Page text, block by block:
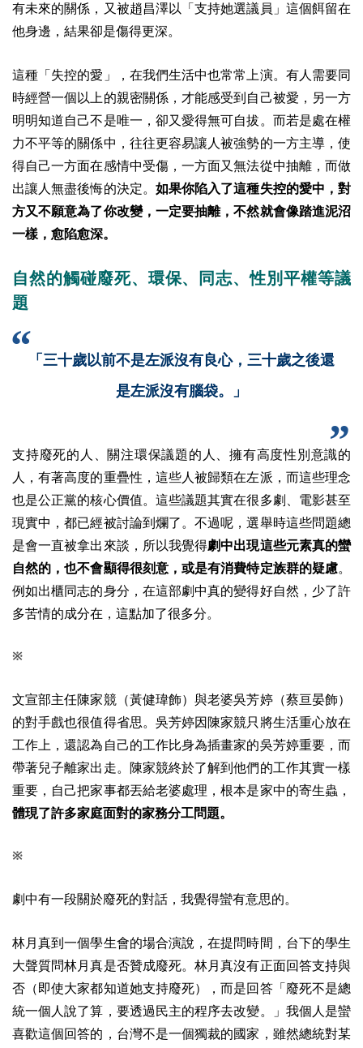
有未來的關係，又被趙昌澤以「支持她選議員」這個餌留在
他身邊，結果卻是傷得更深。
這種「失控的愛」，在我們生活中也常常上演。有人需要同
時經營一個以上的親密關係，才能感受到自己被愛，另一方
明明知道自己不是唯一，卻又愛得無可自拔。而若是處在權
力不平等的關係中，往往更容易讓人被強勢的一方主導，使
得自己一方面在感情中受傷，一方面又無法從中抽離，而做
出讓人無盡後悔的決定。 如果你陷入了這種失控的愛中，對
方又不願意為了你改變，一定要抽離，不然就會像踏進泥沼
一樣，愈陷愈深。
自然的觸碰廢死、環保、同志、性別平權等議
題
「三十歲以前不是左派沒有良心，三十歲之後還
是左派沒有腦袋。」
支持廢死的人、關注環保議題的人、擁有高度性別意識的
人，有著高度的重疊性，這些人被歸類在左派，而這些理念
也是公正黨的核心價值。這些議題其實在很多劇、電影甚至
現實中，都已經被討論到爛了。不過呢，選舉時這些問題總
是會一直被拿出來談，所以我覺得劇中出現這些元素真的蠻
自然的，也不會顯得很刻意，或是有消費特定族群的疑慮。
例如出櫃同志的身分，在這部劇中真的變得好自然，少了許
多苦情的成分在，這點加了很多分。
※
文宣部主任陳家競（黃健瑋飾）與老婆吳芳婷（蔡亘晏飾）
的對手戲也很值得省思。吳芳婷因陳家競只將生活重心放在
工作上，還認為自己的工作比身為插畫家的吳芳婷重要，而
帶著兒子離家出走。陳家競終於了解到他們的工作其實一樣
重要，自己把家事都丟給老婆處理，根本是家中的寄生蟲，
體現了許多家庭面對的家務分工問題。
※
劇中有一段關於廢死的對話，我覺得蠻有意思的。
林月真到一個學生會的場合演說，在提問時間，台下的學生
大聲質問林月真是否贊成廢死。林月真沒有正面回答支持與
否（即使大家都知道她支持廢死），而是回答「廢死不是總
統一個人說了算，要透過民主的程序去改變。」我個人是蠻
喜歡這個回答的，台灣不是一個獨裁的國家，雖然總統對某